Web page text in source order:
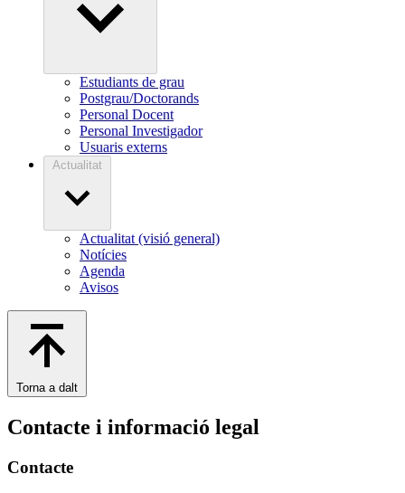
Estudiants de grau
Postgrau/Doctorands
Personal Docent
Personal Investigador
Usuaris externs
Actualitat
Actualitat (visió general)
Notícies
Agenda
Avisos
Torna a dalt
Contacte i informació legal
Contacte